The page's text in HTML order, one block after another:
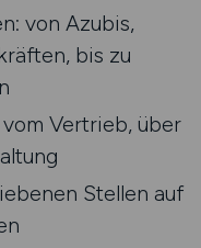
von Azubis,
bis zu
Vertrieb, über
Stellen auf